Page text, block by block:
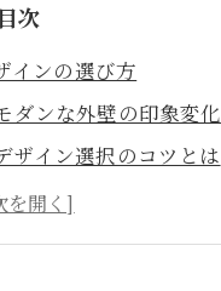
目次
インの選び方
ダンな外壁の印象変化
ザイン選択のコツとは
の組み合わせ事例
出すポイント解説